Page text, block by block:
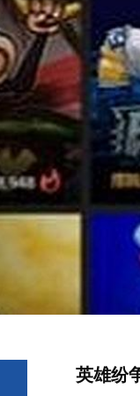
英雄纷